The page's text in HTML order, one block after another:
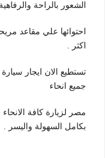
الشعور بالراحة
احتوائها علي مقاعد
اكثر .
تستطيع الان ايجار
جميع انحاء
مصر لزيارة كافة
بكامل السهولة واليسر .